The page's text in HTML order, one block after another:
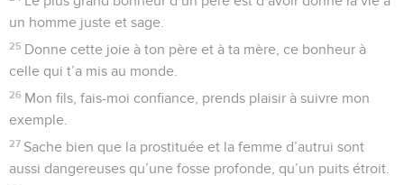
un homme juste et sage.
25 Donne cette joie à ton père et à ta mère, ce bonheur à
celle qui t’a mis au monde.
26 Mon fils, fais-moi confiance, prends plaisir à suivre mon
exemple.
27 Sache bien que la prostituée et la femme d’autrui sont
aussi dangereuses qu’une fosse profonde, qu’un puits étroit.